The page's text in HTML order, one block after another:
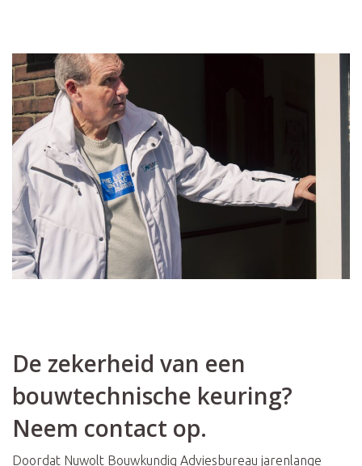
De zekerheid van een
bouwtechnische keuring?
Neem contact op.
Doordat Nuwolt Bouwkundig Adviesbureau jarenlange